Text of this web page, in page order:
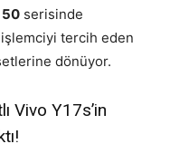
50 serisinde
tercih eden
dönüyor.
Vivo Y17s’in